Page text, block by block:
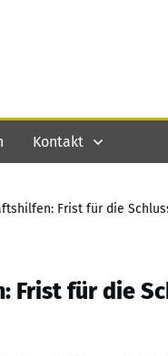
Kontakt
Frist für die
Frist für die